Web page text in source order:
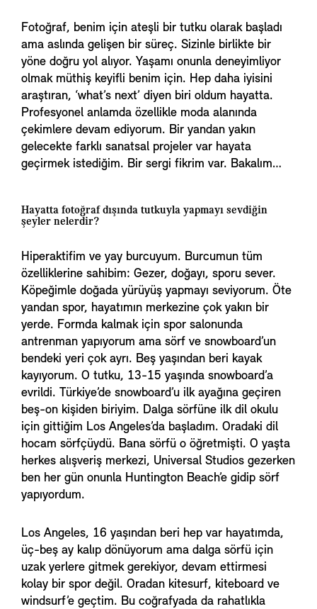
Fotoğraf, benim için ateşli bir tutku olarak başladı
ama aslında gelişen bir süreç. Sizinle birlikte bir
yöne doğru yol alıyor. Yaşamı onunla deneyimliyor
olmak müthiş keyifli benim için. Hep daha iyisini
araştıran, ‘what’s next’ diyen biri oldum hayatta.
Profesyonel anlamda özellikle moda alanında
çekimlere devam ediyorum. Bir yandan yakın
gelecekte farklı sanatsal projeler var hayata
geçirmek istediğim. Bir sergi fikrim var. Bakalım…
Hayatta fotoğraf dışında tutkuyla yapmayı sevdiğin
şeyler nelerdir?
Hiperaktifim ve yay burcuyum. Burcumun tüm
özelliklerine sahibim: Gezer, doğayı, sporu sever.
Köpeğimle doğada yürüyüş yapmayı seviyorum. Öte
yandan spor, hayatımın merkezine çok yakın bir
yerde. Formda kalmak için spor salonunda
antrenman yapıyorum ama sörf ve snowboard’un
bendeki yeri çok ayrı. Beş yaşından beri kayak
kayıyorum. O tutku, 13-15 yaşında snowboard’a
evrildi. Türkiye’de snowboard’u ilk ayağına geçiren
beş-on kişiden biriyim. Dalga sörfüne ilk dil okulu
için gittiğim Los Angeles’da başladım. Oradaki dil
hocam sörfçüydü. Bana sörfü o öğretmişti. O yaşta
herkes alışveriş merkezi, Universal Studios gezerken
ben her gün onunla Huntington Beach’e gidip sörf
yapıyordum.
Los Angeles, 16 yaşından beri hep var hayatımda,
üç-beş ay kalıp dönüyorum ama dalga sörfü için
uzak yerlere gitmek gerekiyor, devam ettirmesi
kolay bir spor değil. Oradan kitesurf, kiteboard ve
windsurf’e geçtim. Bu coğrafyada da rahatlıkla